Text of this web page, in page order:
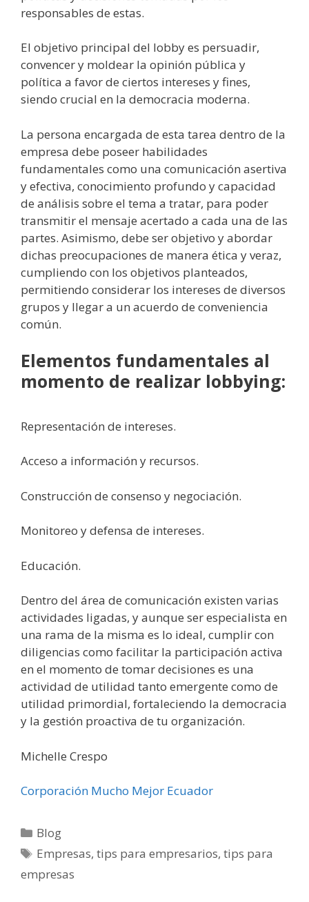
responsables de estas.
El objetivo principal del lobby es persuadir,
convencer y moldear la opinión pública y
política a favor de ciertos intereses y fines,
siendo crucial en la democracia moderna.
La persona encargada de esta tarea dentro de la
empresa debe poseer habilidades
fundamentales como una comunicación asertiva
y efectiva, conocimiento profundo y capacidad
de análisis sobre el tema a tratar, para poder
transmitir el mensaje acertado a cada una de las
partes. Asimismo, debe ser objetivo y abordar
dichas preocupaciones de manera ética y veraz,
cumpliendo con los objetivos planteados,
permitiendo considerar los intereses de diversos
grupos y llegar a un acuerdo de conveniencia
común.
Elementos fundamentales al
momento de realizar lobbying:
Representación de intereses.
Acceso a información y recursos.
Construcción de consenso y negociación.
Monitoreo y defensa de intereses.
Educación.
Dentro del área de comunicación existen varias
actividades ligadas, y aunque ser especialista en
una rama de la misma es lo ideal, cumplir con
diligencias como facilitar la participación activa
en el momento de tomar decisiones es una
actividad de utilidad tanto emergente como de
utilidad primordial, fortaleciendo la democracia
y la gestión proactiva de tu organización.
Michelle Crespo
Corporación Mucho Mejor Ecuador
Blog
Empresas,tips para empresarios,tips para
empresas